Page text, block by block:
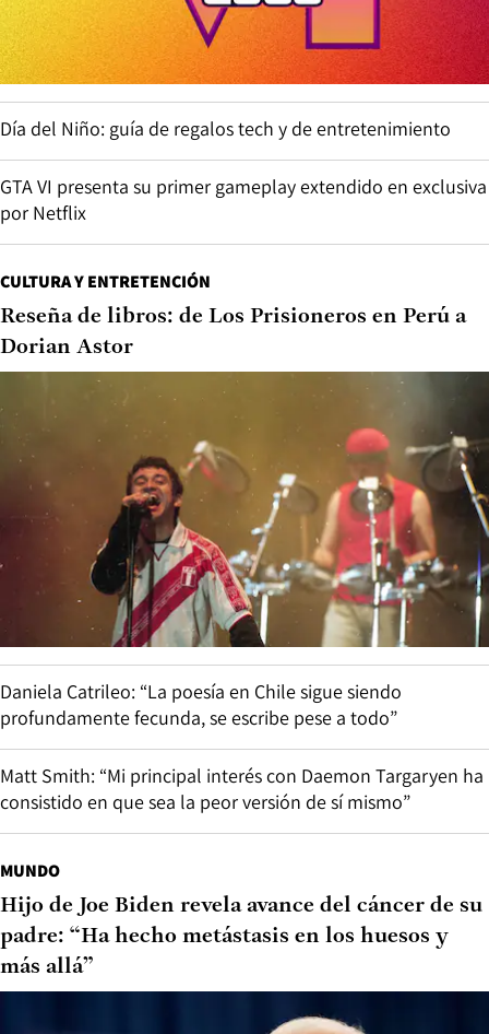
Día del Niño: guía de regalos tech y de entretenimiento
GTA VI presenta su primer gameplay extendido en exclusiva
por Netflix
CULTURA Y ENTRETENCIÓN
Reseña de libros: de Los Prisioneros en Perú a
Dorian Astor
Daniela Catrileo: “La poesía en Chile sigue siendo
profundamente fecunda, se escribe pese a todo”
Matt Smith: “Mi principal interés con Daemon Targaryen ha
consistido en que sea la peor versión de sí mismo”
MUNDO
Hijo de Joe Biden revela avance del cáncer de su
padre: “Ha hecho metástasis en los huesos y
más allá”